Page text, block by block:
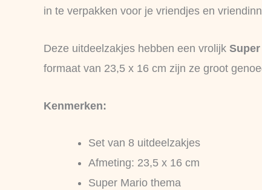
in te verpakken voor je vriendjes en
Deze uitdeelzakjes hebben een vrolijk
formaat van 23,5 x 16 cm zijn ze groot
Kenmerken:
Set van 8 uitdeelzakjes
Afmeting: 23,5 x 16 cm
Super Mario thema